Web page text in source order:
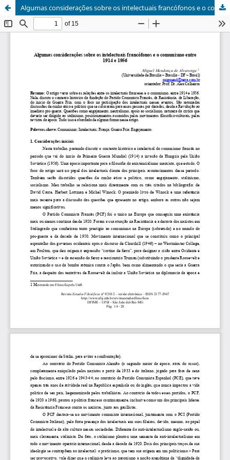
Algumas considerações sobre os intelectuais francófonos e o comunismo entre 1914 e 1956